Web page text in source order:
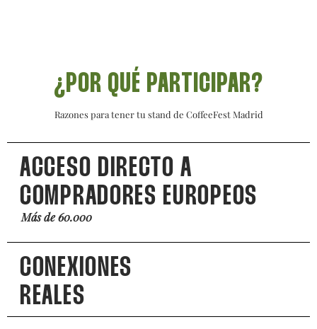
¿POR QUÉ PARTICIPAR?
Razones para tener tu stand de CoffeeFest Madrid
ACCESO DIRECTO A
COMPRADORES EUROPEOS
Más de 60.000
CONEXIONES
REALES